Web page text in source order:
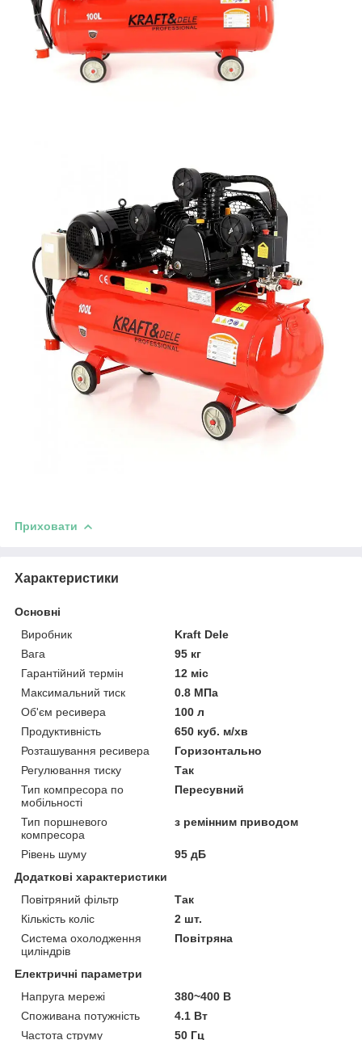
Приховати
Характеристики
Основні
Виробник
Kraft Dele
Вага
95 кг
Гарантійний термін
12 міс
Максимальний тиск
0.8 МПа
Об'єм ресивера
100 л
Продуктивність
650 куб. м/хв
Розташування ресивера
Горизонтально
Регулювання тиску
Так
Тип компресора по
мобільності
Пересувний
Тип поршневого
компресора
з ремінним приводом
Рівень шуму
95 дБ
Додаткові характеристики
Повітряний фільтр
Так
Кількість коліс
2 шт.
Система охолодження
циліндрів
Повітряна
Електричні параметри
Напруга мережі
380~400 В
Споживана потужність
4.1 Вт
Частота струму
50 Гц